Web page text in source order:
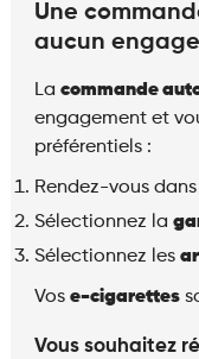
Une
aucun
La commande
engagement et
préférentiels :
Rendez-vous
Sélectionnez la
Sélectionnez les
Vos e-cigarettes
Vous souhaitez